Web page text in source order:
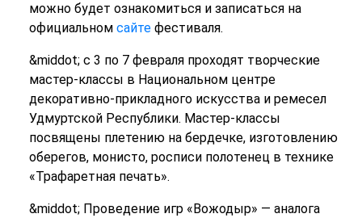
можно будет ознакомиться и записаться на
официальном сайтефестиваля.
&middot; с 3 по 7 февраля проходят творческие
мастер-классы в Национальном центре
декоративно-прикладного искусства и ремесел
Удмуртской Республики. Мастер-классы
посвящены плетению на бердечке, изготовлению
оберегов, монисто, росписи полотенец в технике
«Трафаретная печать».
&middot; Проведение игр «Вожодыр» — аналога